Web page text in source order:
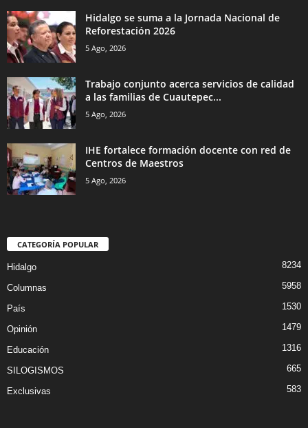
Hidalgo se suma a la Jornada Nacional de
Reforestación 2026
5 Ago, 2026
Trabajo conjunto acerca servicios de calidad
a las familias de Cuautepec...
5 Ago, 2026
IHE fortalece formación docente con red de
Centros de Maestros
5 Ago, 2026
CATEGORÍA POPULAR
Hidalgo 8234
Columnas 5958
País 1530
Opinión 1479
Educación 1316
SILOGISMOS 665
Exclusivas 583